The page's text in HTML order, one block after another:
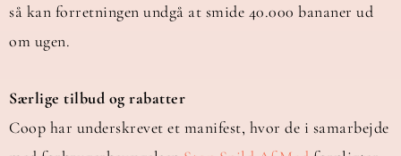
så kan forretningen undgå at smide 40.000 bananer ud
om ugen.
Særlige tilbud og rabatter
Coop har underskrevet et manifest, hvor de i samarbejde